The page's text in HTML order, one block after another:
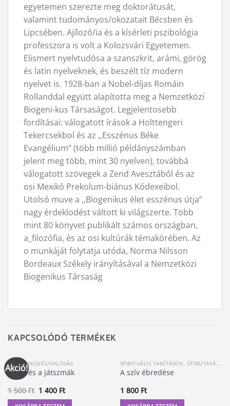
egyetemen szerezte meg doktorátusát,
valamint tudományos/okozatait Bécsben és
Lipcsében. Ajílozó/ia és a kísérleti pszibológia
professzora is volt a Kolozsvári Egyetemen.
Elismert nyelvtudósa a szanszkrit, arámi, görög
és latin nyelveknek, és beszélt tíz modern
nyelvet is. 1928-ban a Nobel-díjas Romáin
Rollanddal együtt alapította meg a Nemzetközi
Biogeni-kus Társaságot. Legjelentosebb
fordításai: válogatott írások a Holttengeri
Tekercsekbol és az ,,Esszénus Béke
Evangélium” (több millió példányszámban
jelent meg több, mint 30 nyelven), továbbá
válogatott szövegek a Zend Avesztából és az
osi Mexikó Prekolum-biánus Kódexeibol.
Utolsó muve a ,,Biogenikus élet esszénus útja”
nagy érdeklodést váltott ki világszerte. Több
mint 80 könyvet publikált számos országban,
a_filozófia, és az osi kultúrák témakörében. Az
o munkáját folytatja utóda, Norma Nilsson
Bordeaux Székely irányításával a Nemzetközi
Biogenikus Társaság
KAPCSOLÓDÓ TERMÉKEK
Akció!
ÖSSZEESKÜVÉS/VALÓSÁG
Amer és a játszmák
1 500Ft Original
price
was:
1 400 FtCurrent
price
is:
SPIRITUÁLIS TANÍTÁSOK, ÚTMUTATÁSOK
A szív ébredése
1 800 Ft